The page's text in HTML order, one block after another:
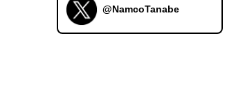
@NamcoTanabe